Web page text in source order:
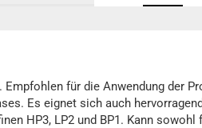
für die Anwendung der
Es eignet sich auch
HP3, LP2 und BP1. Kann